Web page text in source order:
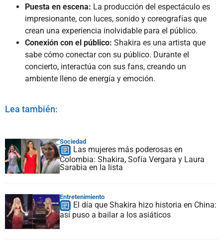
Puesta en escena: La producción del espectáculo es
impresionante, con luces, sonido y coreografías que
crean una experiencia inolvidable para el público.
Conexión con el público: Shakira es una artista que
sabe cómo conectar con su público. Durante el
concierto, interactúa con sus fans, creando un
ambiente lleno de energía y emoción.
Lea también:
Sociedad
Las mujeres más poderosas en
Colombia: Shakira, Sofía Vergara y Laura
Sarabia en la lista
Entretenimiento
El día que Shakira hizo historia en China:
así puso a bailar a los asiáticos